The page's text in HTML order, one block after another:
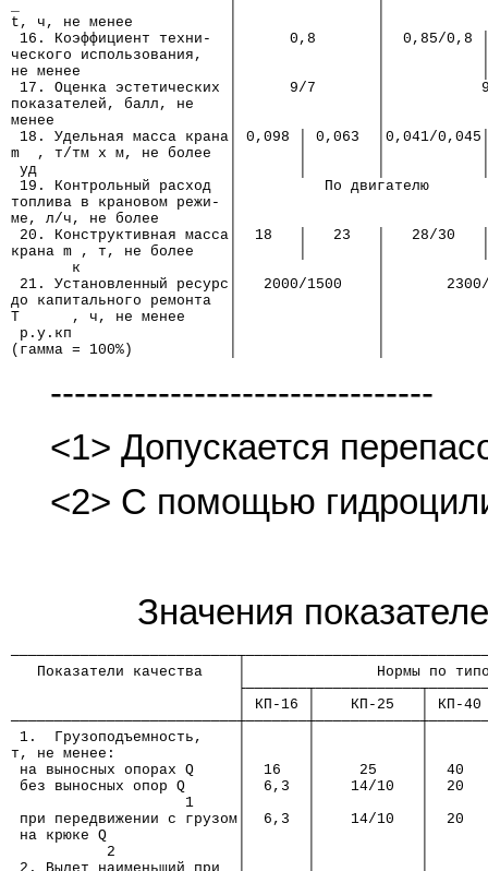
t, ч, не менее           │                │
16. Коэффициент техни-  │      0,8       │  0,85/0,8
ческого использования,   │                │
не менее                 │                │
17. Оценка эстетических │      9/7       │
показателей, балл, не    │                │
менее                    │                │
18. Удельная масса крана│ 0,098 │ 0,063  │0,041/
m  , т/тм х м, не более  │       │        │
уд                      │       │        │
19. Контрольный расход  │          По двигателю
топлива в крановом режи- │
ме, л/ч, не более        │
20. Конструктивная масса│  18   │   23   │   28/30
крана m , т, не более    │       │        │
       к                 │                │
21. Установленный ресурс│   2000/1500    │       2300/
до капитального ремонта  │                │
Т      , ч, не менее     │                │
р.у.кп                  │                │
(гамма = 100%)           │                │
--------------------------------
<1> Допускается
<2> С помощью
Значения
Показатели качества    │               Нормы по
│ КП-16 │    КП-25   │ КП-40
1.  Грузоподъемность,    │       │            │
т, не менее:              │       │            │
на выносных опорах Q     │  16   │     25     │  40
без выносных опор Q      │  6,3  │    14/10   │
1     │       │            │
при передвижении с грузом│  6,3  │    14/10   │
на крюке Q               │       │            │
2              │       │            │